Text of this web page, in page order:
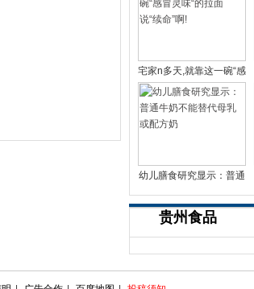
宅家n多天,就靠这一碗“感
冒灵味“的拉面说
幼儿膳食研究显示：普通
贵州食品